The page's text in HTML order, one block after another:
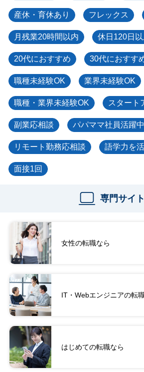
産休・育休あり フレックス
月残業20時間以内 休日120日以
20代におすすめ 30代におすす
職種未経験OK 業界未経験OK
職種・業界未経験OK スタート
副業応相談 パパママ社員活躍中
リモート勤務応相談 語学力を
面接1回
専門サイト
女性の転職なら
IT・Webエンジニアの転
はじめての転職なら